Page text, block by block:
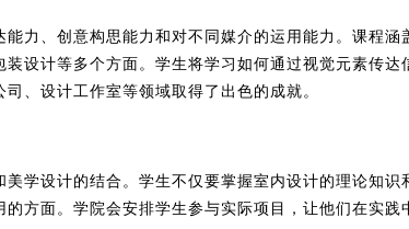
力、创意构思能力和对不同媒介的运用能力。课程涵
设计等多个方面。学生将学习如何通过视觉元素传达
、设计工作室等领域取得了出色的成就。
学设计的结合。学生不仅要掌握室内设计的理论知识
方面。学院会安排学生参与实际项目，让他们在实践